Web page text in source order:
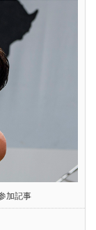
加記事